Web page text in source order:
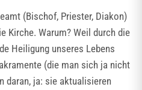
(Bischof, Priester, Diakon)
Kirche. Warum? Weil durch die
Heiligung unseres Lebens
(die man sich ja nicht
daran, ja: sie aktualisieren